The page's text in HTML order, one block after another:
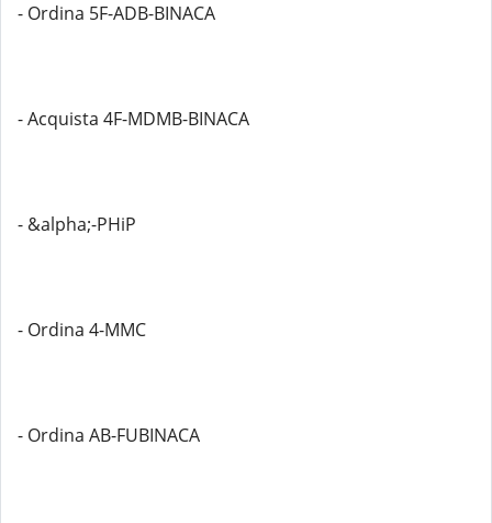
- Ordina 5F-ADB-BINACA
- Acquista 4F-MDMB-BINACA
- &alpha;-PHiP
- Ordina 4-MMC
- Ordina AB-FUBINACA